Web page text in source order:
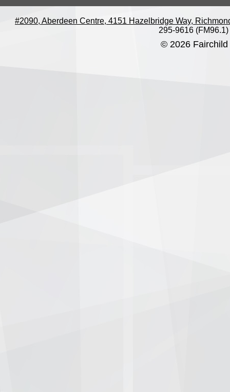
#2090, Aberdeen Centre, 4151 Hazelbridge Way,
295-9616 (FM96.1)
© 2026 Fairchild